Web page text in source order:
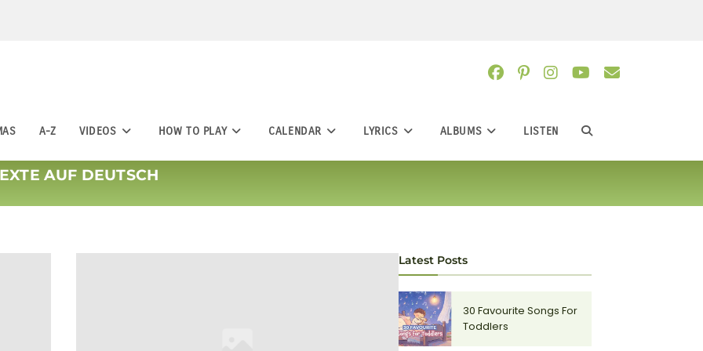
A-Z VIDEOS HOW TO PLAY CALENDAR LYRICS ALBUMS LISTEN TOGGLE
AUF DEUTSCH
Latest Posts
30 Favourite Songs For
Toddlers